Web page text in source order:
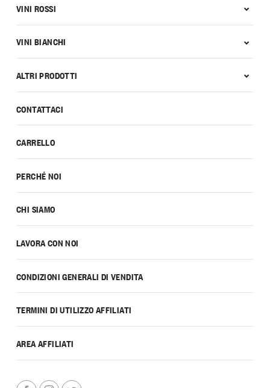
CONTATTACI
CARRELLO
PERCHÉ NOI
CHI SIAMO
LAVORA CON NOI
CONDIZIONI GENERALI DI VENDITA
TERMINI DI UTILIZZO AFFILIATI
AREA AFFILIATI
VINI ROSSI
VINI BIANCHI
ALTRI PRODOTTI